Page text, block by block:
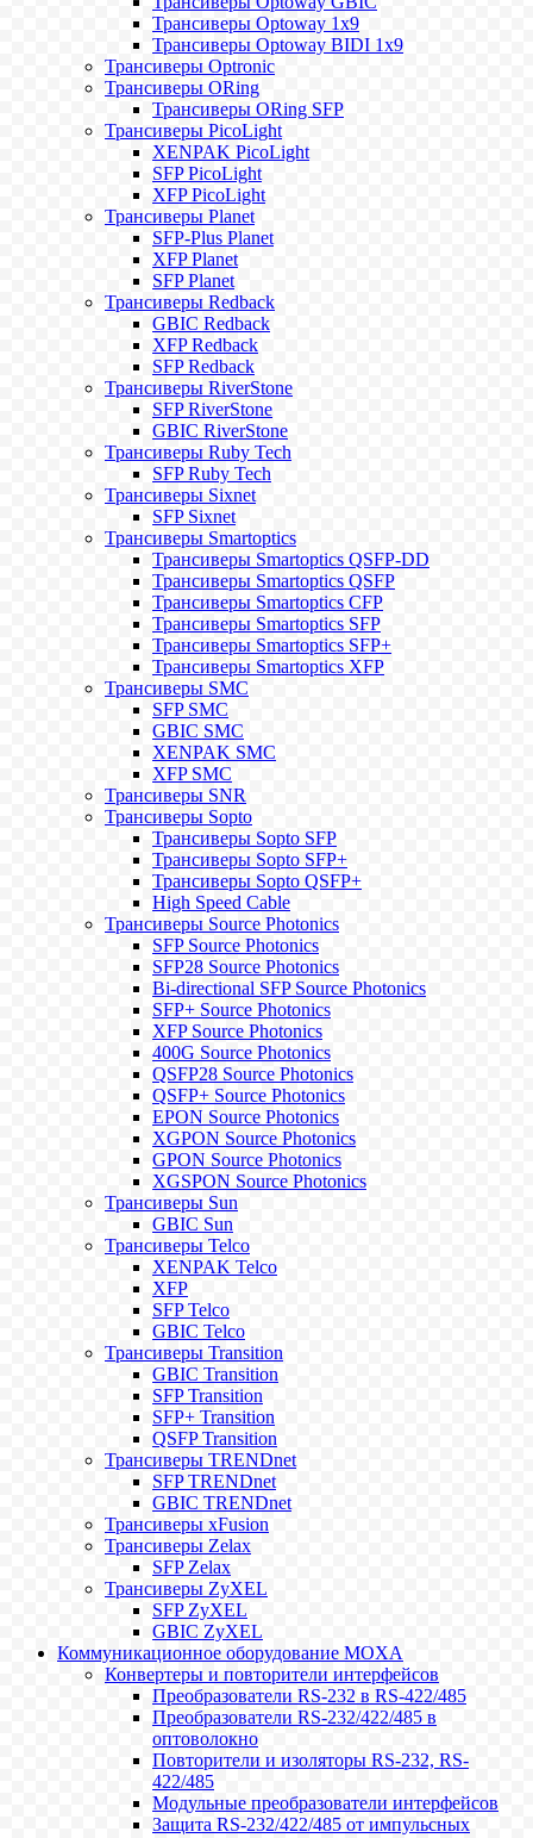
Трансиверы Optoway 1х9
Трансиверы Optoway BIDI 1x9
Трансиверы Optronic
Трансиверы ORing
Трансиверы ORing SFP
Трансиверы PicoLight
XENPAK PicoLight
SFP PicoLight
XFP PicoLight
Трансиверы Planet
SFP-Plus Planet
XFP Planet
SFP Planet
Трансиверы Redback
GBIC Redback
XFP Redback
SFP Redback
Трансиверы RiverStone
SFP RiverStone
GBIC RiverStone
Трансиверы Ruby Tech
SFP Ruby Tech
Трансиверы Sixnet
SFP Sixnet
Трансиверы Smartoptics
Трансиверы Smartoptics QSFP-DD
Трансиверы Smartoptics QSFP
Трансиверы Smartoptics CFP
Трансиверы Smartoptics SFP
Трансиверы Smartoptics SFP+
Трансиверы Smartoptics XFP
Трансиверы SMC
SFP SMC
GBIC SMC
XENPAK SMC
XFP SMC
Трансиверы SNR
Трансиверы Sopto
Трансиверы Sopto SFP
Трансиверы Sopto SFP+
Трансиверы Sopto QSFP+
High Speed Cable
Трансиверы Source Photonics
SFP Source Photonics
SFP28 Source Photonics
Bi-directional SFP Source Photonics
SFP+ Source Photonics
XFP Source Photonics
400G Source Photonics
QSFP28 Source Photonics
QSFP+ Source Photonics
EPON Source Photonics
XGPON Source Photonics
GPON Source Photonics
XGSPON Source Photonics
Трансиверы Sun
GBIC Sun
Трансиверы Telco
XENPAK Telco
XFP
SFP Telco
GBIC Telco
Трансиверы Transition
GBIC Transition
SFP Transition
SFP+ Transition
QSFP Transition
Трансиверы TRENDnet
SFP TRENDnet
GBIC TRENDnet
Трансиверы xFusion
Трансиверы Zelax
SFP Zelax
Трансиверы ZyXEL
SFP ZyXEL
GBIC ZyXEL
Коммуникационное оборудование MOXA
Конвертеры и повторители интерфейсов
Преобразователи RS-232 в RS-422/485
Преобразователи RS-232/422/485 в
оптоволокно
Повторители и изоляторы RS-232, RS-
422/485
Модульные преобразователи интерфейсов
Защита RS-232/422/485 от импульсных